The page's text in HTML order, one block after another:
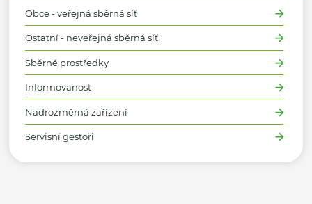
Obce - veřejná sběrná síť
Ostatní - neveřejná sběrná síť
Sběrné prostředky
Informovanost
Nadrozměrná zařízení
Servisní gestoři